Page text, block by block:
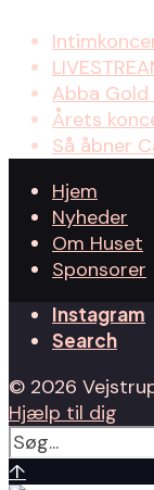
Abba
Årets
Så åbner
Hjem
Nyheder
Om Huset
Sponsorer
Instagram
Search
© 2026
Hjælp til dig
↑